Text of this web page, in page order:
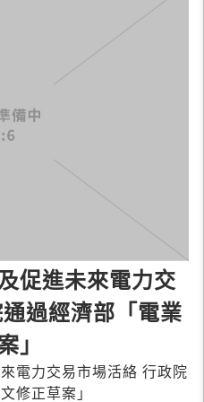
促進未來電力交
過經濟部「電業
」
電力交易市場活絡 行政院
修正草案」